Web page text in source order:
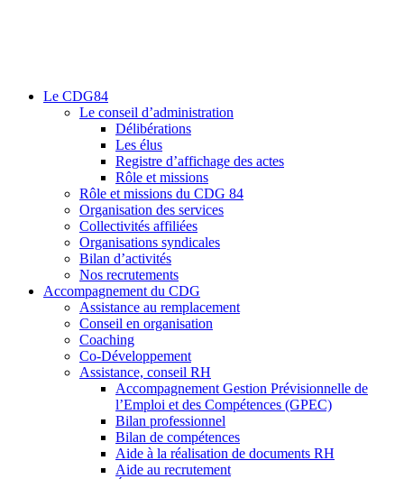
Le CDG84
Le conseil d’administration
Délibérations
Les élus
Registre d’affichage des actes
Rôle et missions
Rôle et missions du CDG 84
Organisation des services
Collectivités affiliées
Organisations syndicales
Bilan d’activités
Nos recrutements
Accompagnement du CDG
Assistance au remplacement
Conseil en organisation
Coaching
Co-Développement
Assistance, conseil RH
Accompagnement Gestion Prévisionnelle de
l’Emploi et des Compétences (GPEC)
Bilan professionnel
Bilan de compétences
Aide à la réalisation de documents RH
Aide au recrutement